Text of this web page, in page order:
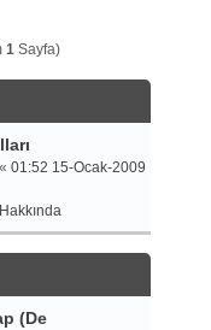
1 Sayfa)
01:52 15-Ocak-2009
(De